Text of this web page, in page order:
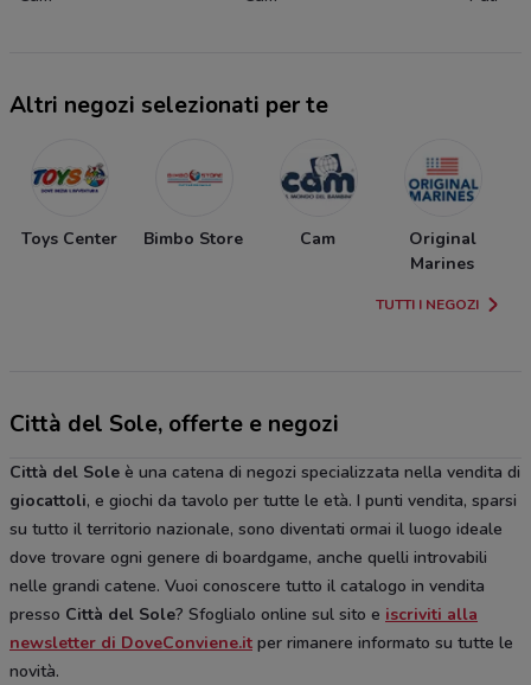
Altri negozi selezionati per te
Toys Center Bimbo Store Cam
Original
Marines
TUTTI I NEGOZI
Città del Sole, offerte e negozi
Città del Sole è una catena di negozi specializzata nella vendita di
giocattoli, e giochi da tavolo per tutte le età. I punti vendita, sparsi
su tutto il territorio nazionale, sono diventati ormai il luogo ideale
dove trovare ogni genere di boardgame, anche quelli introvabili
nelle grandi catene. Vuoi conoscere tutto il catalogo in vendita
presso Città del Sole? Sfoglialo online sul sito e iscriviti alla
newsletter di DoveConviene.it per rimanere informato su tutte le
novità.